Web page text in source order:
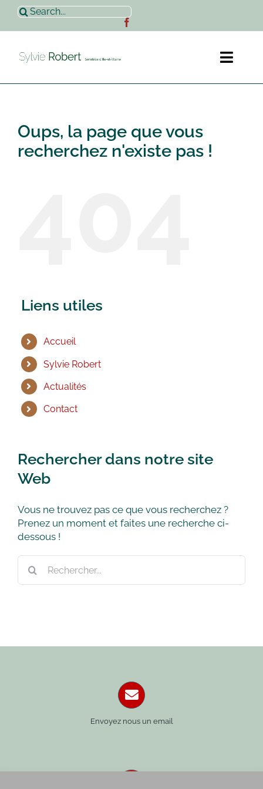
Passer
contenu
Rechercher:
Sylvie Robert
Oups, la page que vous
recherchez n'existe pas !
Liens utiles
Accueil
Sylvie Robert
Actualités
Contact
Rechercher dans notre site
Web
Vous ne trouvez pas ce que vous recherchez ?
Prenez un moment et faites une recherche ci-
dessous !
Envoyez nous un email